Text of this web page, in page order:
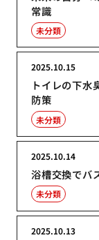
常識
未分類
トイレの下水
防策
2025.10.15
未分類
浴槽交換でバ
2025.10.14
未分類
2025.10.13